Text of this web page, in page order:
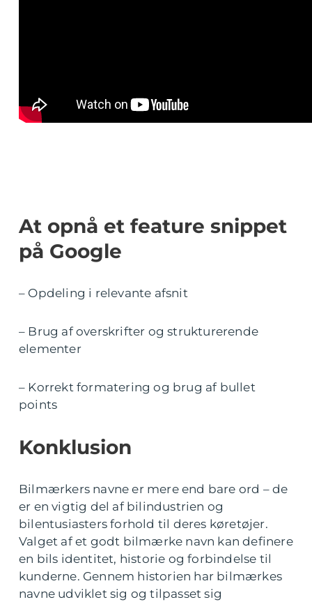
At opnå et feature snippet
på Google
– Opdeling i relevante afsnit
– Brug af overskrifter og strukturerende
elementer
– Korrekt formatering og brug af bullet
points
Konklusion
Bilmærkers navne er mere end bare ord – de
er en vigtig del af bilindustrien og
bilentusiasters forhold til deres køretøjer.
Valget af et godt bilmærke navn kan definere
en bils identitet, historie og forbindelse til
kunderne. Gennem historien har bilmærkes
navne udviklet sig og tilpasset sig